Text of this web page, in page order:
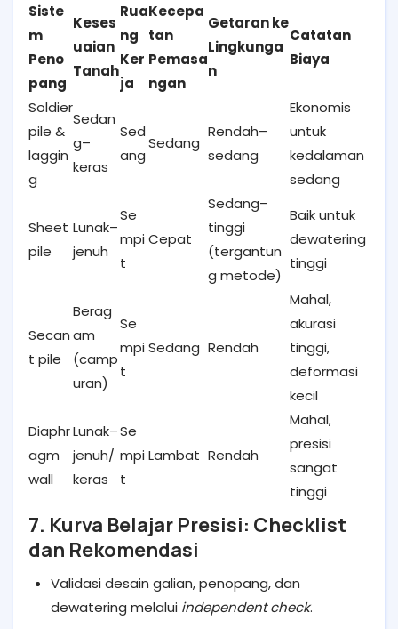
Siste
m
Peno
pang
Keses
uaian
Tanah
Rua
ng
Ker
ja
Kecepa
tan
Pemasa
ngan
Getaran ke
Lingkunga
n
Catatan
Biaya
Soldier
pile &
laggin
g
Sedan
g–
keras
Sed
ang
Sedang
Rendah–
sedang
Ekonomis
untuk
kedalaman
sedang
Sheet
pile
Lunak–
jenuh
Se
mpi
t
Cepat
Sedang–
tinggi
(tergantun
g metode)
Baik untuk
dewatering
tinggi
Secan
t pile
Berag
am
(camp
uran)
Se
mpi
t
Sedang Rendah
Mahal,
akurasi
tinggi,
deformasi
kecil
Diaphr
agm
wall
Lunak–
jenuh/
keras
Se
mpi
t
Lambat Rendah
Mahal,
presisi
sangat
tinggi
7. Kurva Belajar Presisi: Checklist
dan Rekomendasi
Validasi desain galian, penopang, dan
dewatering melalui independent check.